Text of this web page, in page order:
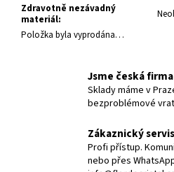
Zdravotně nezávadný
materiál:
Položka byla vyprodána…
Jsme česká firma
Sklady máme v
bezproblémové
Zákaznický servis
Profi přístup.
nebo přes